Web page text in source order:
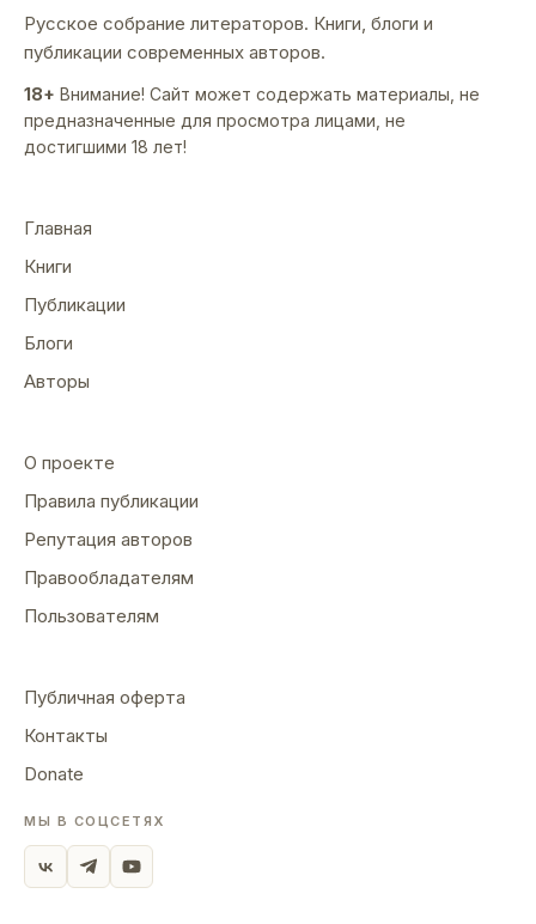
Русское собрание литераторов. Книги, блоги и
публикации современных авторов.
18+ Внимание! Сайт может содержать материалы, не
предназначенные для просмотра лицами, не
достигшими 18 лет!
Главная
Книги
Публикации
Блоги
Авторы
О проекте
Правила публикации
Репутация авторов
Правообладателям
Пользователям
Публичная оферта
Контакты
Donate
МЫ В СОЦСЕТЯХ